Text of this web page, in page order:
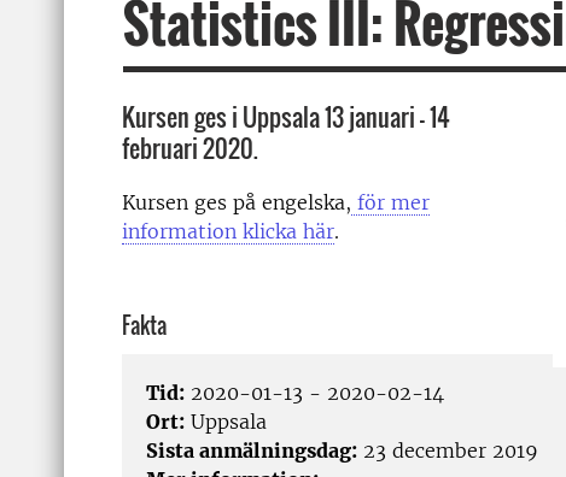
Statistics III:
Kursen ges i Uppsala 13 januari - 14
februari 2020.
Kursen ges på engelska, för mer
information klicka här.
Fakta
Tid: 2020-01-13 - 2020-02-14
Ort: Uppsala
Sista anmälningsdag: 23 december 2019